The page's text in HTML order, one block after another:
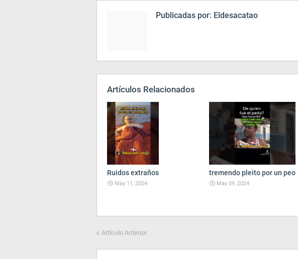
Publicadas por: Eldesacatao
Artículos Relacionados
Ruidos extraños
May 11, 2024
tremendo pleito por un peo
May 09, 2024
Artículo Anterior